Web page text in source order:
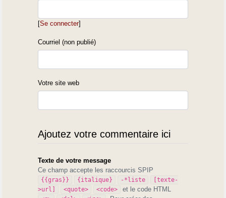
[Se connecter]
Courriel (non publié)
Votre site web
Ajoutez votre commentaire ici
Texte de votre message
Ce champ accepte les raccourcis SPIP
{{gras}} {italique} -*liste
[texte-
>url]
<quote> <code> et le code HTML